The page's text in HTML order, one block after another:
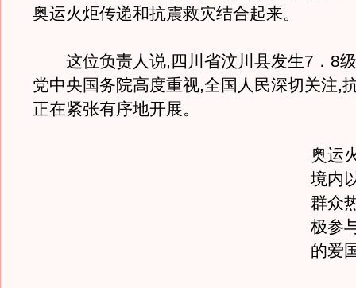
奥运火炬传递和抗震救灾结合起来。
这位负责人说,四川省汶川县发生7．8
党中央国务院高度重视,全国人民深切关注,
正在紧张有序地开展。
奥运
境内
群众
极参
的爱